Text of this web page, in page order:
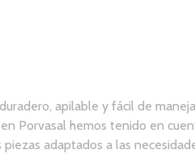
apilable y fácil de
Porvasal hemos tenido en
adaptados a las